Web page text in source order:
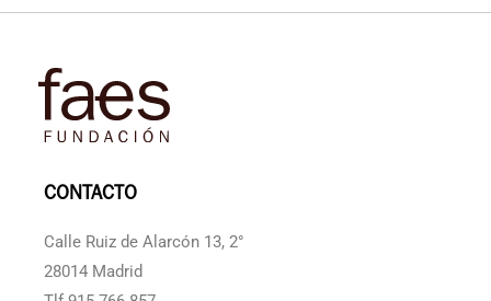
CONTACTO
Calle Ruiz de Alarcón 13, 2°
28014 Madrid